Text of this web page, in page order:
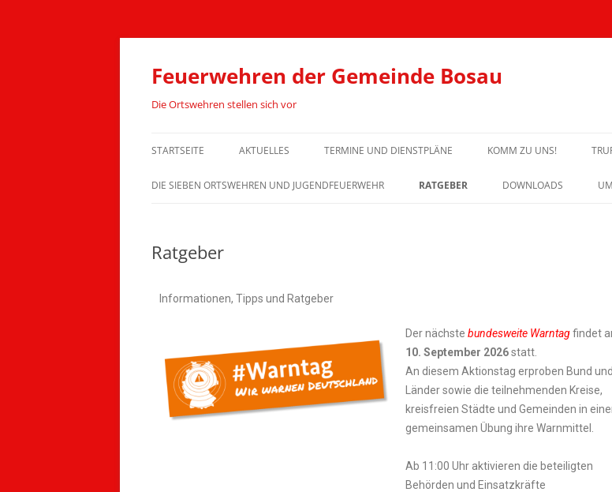
Feuerwehren der Gemeinde Bosau
Die Ortswehren stellen sich vor
STARTSEITE AKTUELLES TERMINE UND DIENSTPLÄNE KOMM ZU UNS!
DIE SIEBEN ORTSWEHREN UND JUGENDFEUERWEHR
FF BOSAU-KLEINNEUDORF
FF HUTZFELD-BRACKRADE
FF LIENSFELD-KIEKBUSCH
FF THÜRK
RATGEBER DOWNLOADS
Ratgeber
Informationen, Tipps und Ratgeber
Der nächstebundesweite Warntagfindet
10. September 2026statt.
An diesem Aktionstag erproben Bund und
Länder sowie die teilnehmenden Kreise,
kreisfreien Städte und Gemeinden in
gemeinsamen Übung ihre Warnmittel.
Ab 11:00 Uhr aktivieren die beteiligten
Behörden und Einsatzkräfte